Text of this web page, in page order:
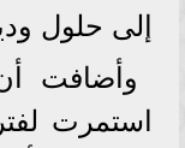
إلى حلول
وأضافت
استمرت